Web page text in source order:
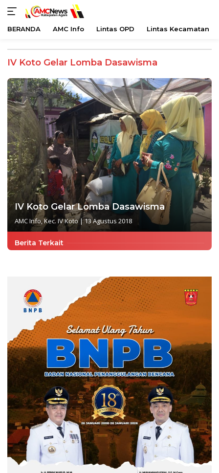
konten
BERANDA AMC Info Lintas OPD Lintas Kecamatan
IV Koto Gelar Lomba Dasawisma
IV Koto Gelar Lomba Dasawisma
AMC Info,Kec. IV Koto|13 Agustus 2018
Berita Terkait